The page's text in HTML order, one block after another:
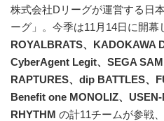
株式会社Dリーグが運営する日
ーグ」。今季は11月14日に開幕
ROYALBRATS、KADOKAWA
CyberAgent Legit、SEGA
RAPTURES、dip BATTLES、
Benefit one MONOLIZ、
RHYTHM の計11チームが参戦